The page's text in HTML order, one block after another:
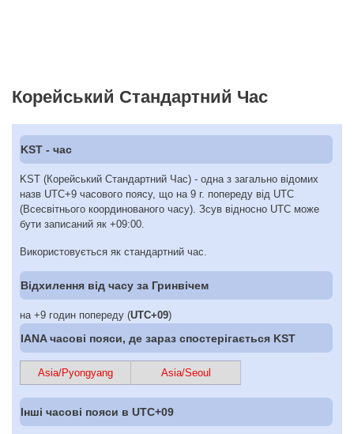
Корейський Стандартний Час
KST - час
KST (Корейський Стандартний Час) - одна з загально відомих
назв UTC+9 часового поясу, що на 9 г. попереду від UTC
(Всесвітнього координованого часу). Зсув відносно UTC може
бути записаний як +09:00.
Використовується як стандартний час.
Відхилення від часу за Гринвічем
на +9 годин попереду (UTC+09)
IANA часові пояси, де зараз спостерігається KST
Asia/Pyongyang Asia/Seoul
Інші часові пояси в UTC+09